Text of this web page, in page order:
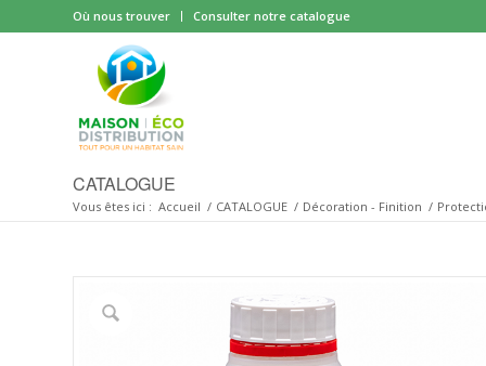
Où nous trouver Consulter notre catalogue
CATALOGUE
Vous êtes ici : Accueil / CATALOGUE / Décoration - Finition /